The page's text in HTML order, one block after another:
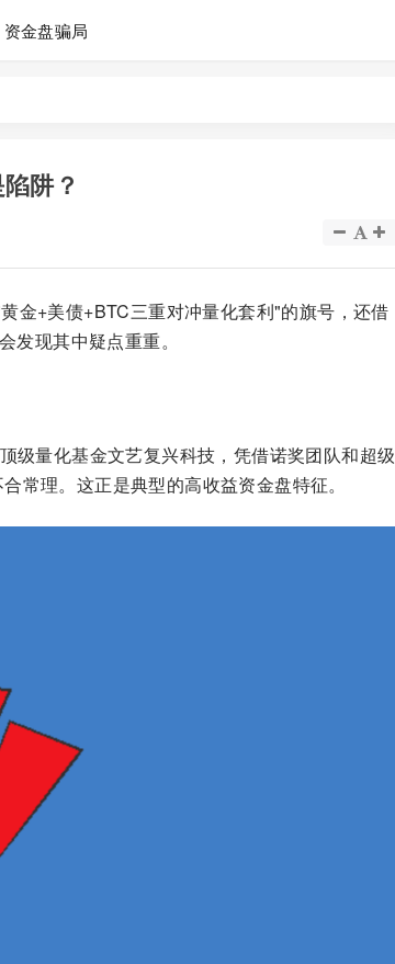
资金盘骗局
阱？
金+美债+BTC三重对冲量化套利"的旗号，还借
现其中疑点重重。
级量化基金文艺复兴科技，凭借诺奖团队和超级
常理。这正是典型的高收益资金盘特征。